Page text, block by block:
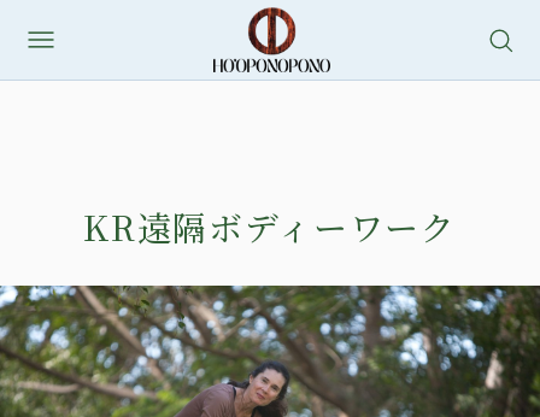
KR遠隔ボディーワーク